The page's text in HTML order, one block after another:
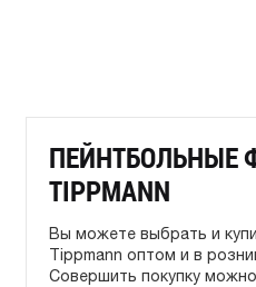
ПЕЙНТБОЛЬНЫЕ
TIPPMANN
Вы можете выбрать и
Tippmann оптом и в
Совершить покупку